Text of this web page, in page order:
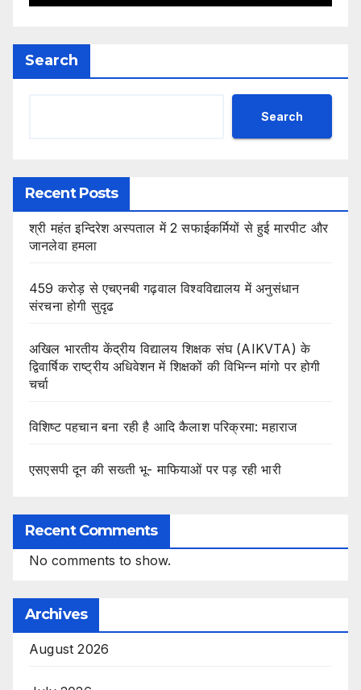
Search
Search
Recent Posts
श्री महंत इन्दिरेश अस्पताल में 2 सफाईकर्मियों से हुई मारपीट और
जानलेवा हमला
459 करोड़ से एचएनबी गढ़वाल विश्वविद्यालय में अनुसंधान
संरचना होगी सुदृढ
अखिल भारतीय केंद्रीय विद्यालय शिक्षक संघ (AIKVTA) के
द्विवार्षिक राष्ट्रीय अधिवेशन में शिक्षकों की विभिन्न मांगो पर होगी
चर्चा
विशिष्ट पहचान बना रही है आदि कैलाश परिक्रमा: महाराज
एसएसपी दून की सख्ती भू- माफियाओं पर पड़ रही भारी
Recent Comments
No comments to show.
Archives
August 2026